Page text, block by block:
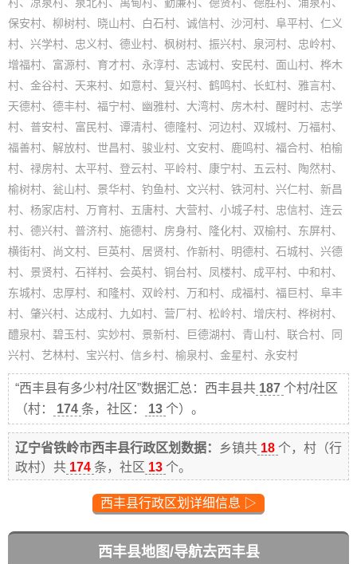
保安村、柳树村、晓山村、白石村、诚信村、沙河村、阜平村、仁义
村、兴学村、忠义村、德业村、枫树村、振兴村、泉河村、忠岭村、
增福村、富源村、育才村、永淳村、志诚村、安民村、面山村、桦木
村、金谷村、天来村、如意村、复兴村、鹤鸣村、长虹村、雅言村、
天德村、德丰村、福宁村、幽雅村、大湾村、房木村、醒时村、志学
村、普安村、富民村、谭清村、德隆村、河边村、双城村、万福村、
福善村、解放村、世昌村、骏业村、文安村、鹿鸣村、福合村、柏榆
村、禄房村、太平村、登云村、平岭村、康宁村、五云村、陶然村、
榆树村、瓮山村、景华村、钓鱼村、文兴村、铁河村、兴仁村、新昌
村、杨家店村、万育村、五唐村、大营村、小城子村、忠信村、连云
村、德兴村、普济村、施德村、房身村、隆化村、双榆村、东屏村、
横街村、尚文村、巨英村、居贤村、作新村、明德村、石城村、兴德
村、景贤村、石祥村、会英村、铜台村、凤楼村、成平村、中和村、
东城村、忠厚村、和隆村、双岭村、万和村、成福村、福巨村、阜丰
村、肇兴村、达成村、九如村、营厂村、松岭村、增庆村、桦树村、
醴泉村、碧玉村、实妙村、景新村、巨德湖村、青山村、联合村、同
兴村、艺林村、宝兴村、信乡村、榆泉村、金星村、永安村
“西丰县有多少村/社区”数据汇总：西丰县共 187 个村/社区
（村：
174 条，社区： 13 个）。
辽宁省铁岭市西丰县行政区划数据： 乡镇共 18 个，村（行
政村）共 174 条，社区 13 个。
西丰县行政区划详细信息 ▷
西丰县地图/导航去西丰县